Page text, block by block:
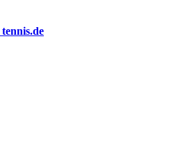
tennis.de